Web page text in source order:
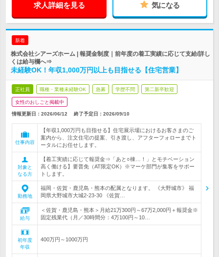
求人詳細を見る 気になる
新着
株式会社シアーズホーム | 報奨金制度｜前年度の着工実績に応じて支給/詳し
くは給与欄へ⇒
未経験OK！年収1,000万円以上も目指せる【住宅営業】
正社員 職種・業種未経験OK 急募 学歴不問 第二新卒歓迎
女性のおしごと掲載中
情報更新日：2026/06/12 終了予定日： 2026/09/10
仕事内容
【年収1,000万円も目指せる】住宅展示場におけるお客さまのご
案内から、注文住宅の提案、引き渡し、アフターフォローまでト
ータルにお任せします。
対象と
なる方
【着工実績に応じて報奨金⇒「あと○棟…！」とモチベーション
高く働ける】要普免（AT限定OK）※マーケ部門が集客をサポー
トします。
勤務地
福岡・佐賀・鹿児島・熊本の配属となります。 《大野城市》 福
岡県大野城市大城2-23-30 《佐賀…
給与
＜佐賀・鹿児島・熊本＞月給21万300円～67万2,000円＋報奨金※
固定残業代（月／30時間分：4万100円～10…
初年度
年収
400万円～1000万円